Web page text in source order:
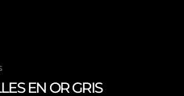
EN OR GRIS